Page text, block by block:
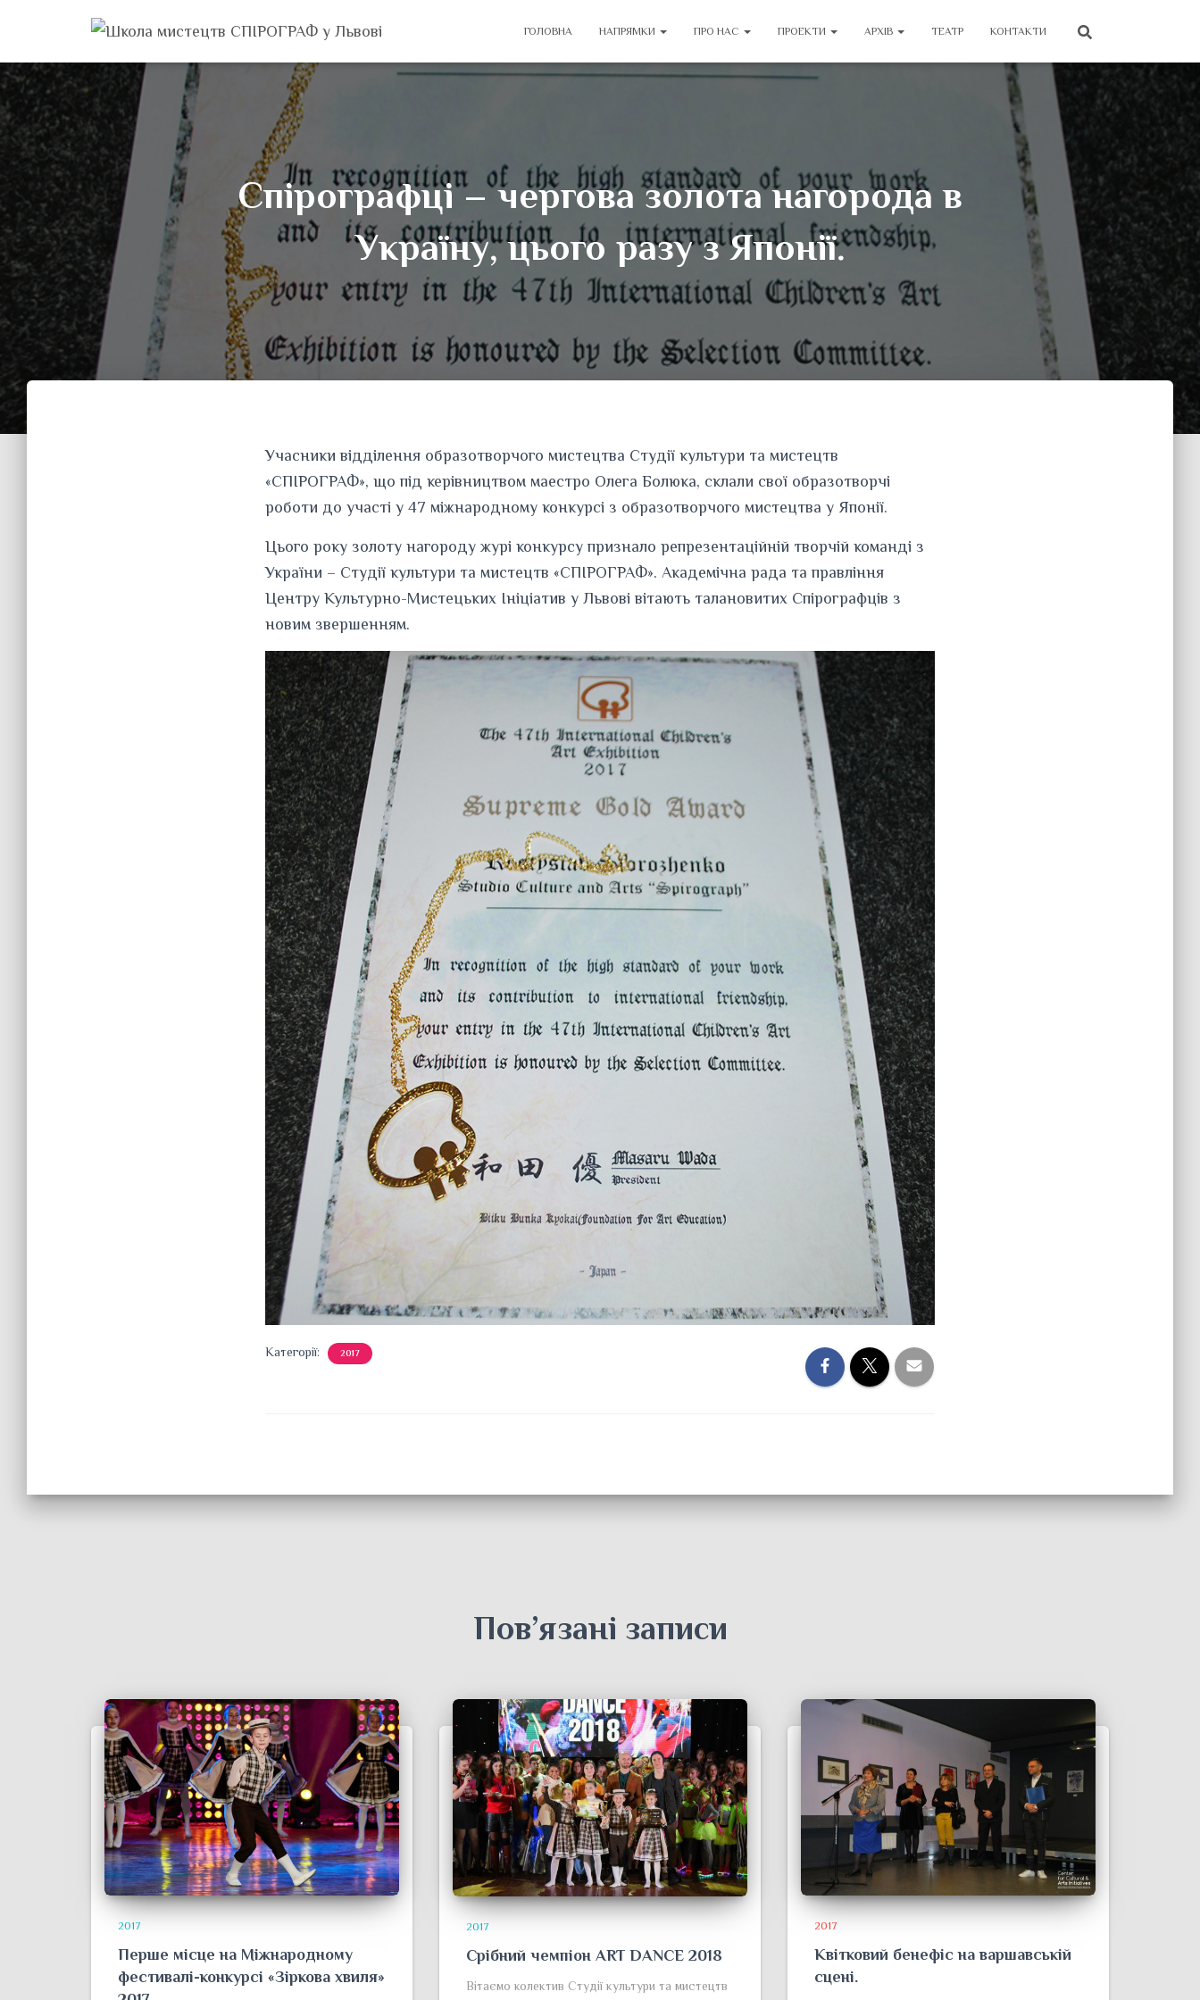
ГОЛОВНА НАПРЯМКИ ПРО НАС ПРОЕКТИ АРХІВ ТЕАТР КОНТАКТИ
Спірографці – чергова золота нагорода в
Україну, цього разу з Японії.
Учасники відділення образотворчого мистецтва Студії культури та мистецтв
«СПІРОГРАФ», що під керівництвом маестро Олега Болюка, склали свої образотворчі
роботи до участі у 47 міжнародному конкурсі з образотворчого мистецтва у Японії.
Цього року золоту нагороду журі конкурсу признало репрезентаційній творчій команді з
України – Студії культури та мистецтв «СПІРОГРАФ». Академічна рада та правління
Центру Культурно-Мистецьких Ініціатив у Львові вітають талановитих Спірографців з
новим звершенням.
Категорії: 2017
Пов’язані записи
2017
Перше місце на Міжнародному
фестивалі-конкурсі «Зіркова хвиля»
2017
Срібний чемпіон ART DANCE 2018
Вітаємо колектив Студії культури та мистецтв
2017
Квітковий бенефіс на варшавській
сцені.